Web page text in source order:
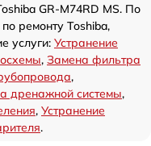
GR-M74RD MS. По
ремонту Toshiba,
услуги: Устранение
, Замена фильтра
,
дренажной системы,
, Устранение
.